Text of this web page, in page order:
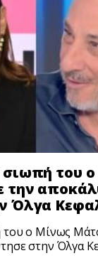
του
την
Όλγα
ο Μίνως
στην Όλγα